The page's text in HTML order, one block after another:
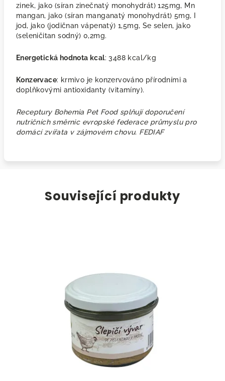
zinek, jako (síran zinečnatý monohydrát) 125mg, Mn
mangan, jako (síran manganatý monohydrát) 5mg, I
jod, jako (jodičnan vápenatý) 1,5mg, Se selen, jako
(seleničitan sodný) 0,2mg.
Energetická hodnota kcal: 3488 kcal/kg
Konzervace: krmivo je konzervováno přírodními a
doplňkovými antioxidanty (vitamíny).
Receptury Bohemia Pet Food splňují doporučení
nutričních směrnic evropské federace průmyslu pro
domácí zvířata v zájmovém chovu. FEDIAF
Související produkty